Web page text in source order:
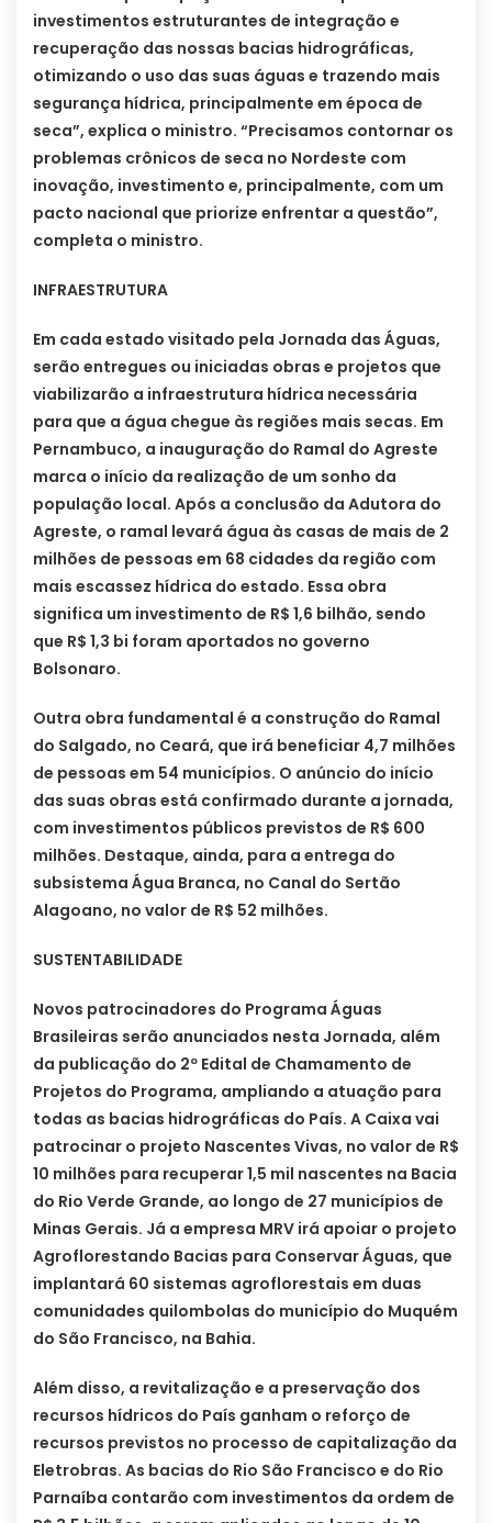
investimentos estruturantes de integração e
recuperação das nossas bacias hidrográficas,
otimizando o uso das suas águas e trazendo mais
segurança hídrica, principalmente em época de
seca”, explica o ministro. “Precisamos contornar os
problemas crônicos de seca no Nordeste com
inovação, investimento e, principalmente, com um
pacto nacional que priorize enfrentar a questão”,
completa o ministro.
INFRAESTRUTURA
Em cada estado visitado pela Jornada das Águas,
serão entregues ou iniciadas obras e projetos que
viabilizarão a infraestrutura hídrica necessária
para que a água chegue às regiões mais secas. Em
Pernambuco, a inauguração do Ramal do Agreste
marca o início da realização de um sonho da
população local. Após a conclusão da Adutora do
Agreste, o ramal levará água às casas de mais de 2
milhões de pessoas em 68 cidades da região com
mais escassez hídrica do estado. Essa obra
significa um investimento de R$ 1,6 bilhão, sendo
que R$ 1,3 bi foram aportados no governo
Bolsonaro.
Outra obra fundamental é a construção do Ramal
do Salgado, no Ceará, que irá beneficiar 4,7 milhões
de pessoas em 54 municípios. O anúncio do início
das suas obras está confirmado durante a jornada,
com investimentos públicos previstos de R$ 600
milhões. Destaque, ainda, para a entrega do
subsistema Água Branca, no Canal do Sertão
Alagoano, no valor de R$ 52 milhões.
SUSTENTABILIDADE
Novos patrocinadores do Programa Águas
Brasileiras serão anunciados nesta Jornada, além
da publicação do 2º Edital de Chamamento de
Projetos do Programa, ampliando a atuação para
todas as bacias hidrográficas do País. A Caixa vai
patrocinar o projeto Nascentes Vivas, no valor de R$
10 milhões para recuperar 1,5 mil nascentes na Bacia
do Rio Verde Grande, ao longo de 27 municípios de
Minas Gerais. Já a empresa MRV irá apoiar o projeto
Agroflorestando Bacias para Conservar Águas, que
implantará 60 sistemas agroflorestais em duas
comunidades quilombolas do município do Muquém
do São Francisco, na Bahia.
Além disso, a revitalização e a preservação dos
recursos hídricos do País ganham o reforço de
recursos previstos no processo de capitalização da
Eletrobras. As bacias do Rio São Francisco e do Rio
Parnaíba contarão com investimentos da ordem de